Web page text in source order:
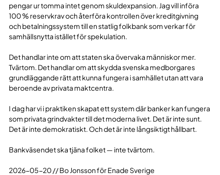
pengar ur tomma intet genom skuldexpansion. Jag vill införa
100 % reservkrav och återföra kontrollen över kreditgivning
och betalningssystem till en statlig folkbank som verkar för
samhällsnytta istället för spekulation.
Det handlar inte om att staten ska övervaka människor mer.
Tvärtom. Det handlar om att skydda svenska medborgares
grundläggande rätt att kunna fungera i samhället utan att vara
beroende av privata maktcentra.
I dag har vi i praktiken skapat ett system där banker kan fungera
som privata grindvakter till det moderna livet. Det är inte sunt.
Det är inte demokratiskt. Och det är inte långsiktigt hållbart.
Bankväsendet ska tjäna folket — inte tvärtom.
2026-05-20 // Bo Jonsson för Enade Sverige